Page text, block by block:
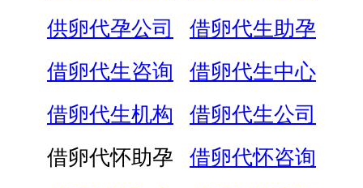
供卵代孕公司
借卵代生助孕
借卵代生咨询
借卵代生中心
借卵代生机构
借卵代生公司
借卵代怀助孕
借卵代怀咨询